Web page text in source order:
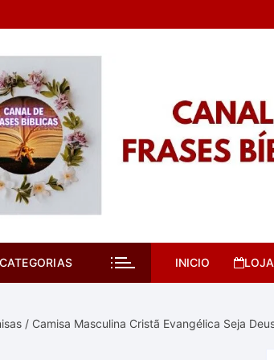
INICIO LOJA
/ Camisa Masculina Cristã Evangélica Seja